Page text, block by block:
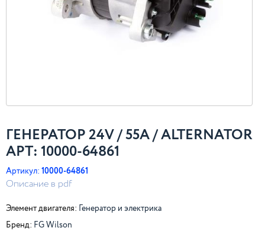
ГЕНЕРАТОР 24V / 55A / ALTERNATOR
АРТ: 10000-64861
Артикул: 10000-64861
Описание в pdf
Элемент двигателя: Генератор и электрика
Бренд: FG Wilson